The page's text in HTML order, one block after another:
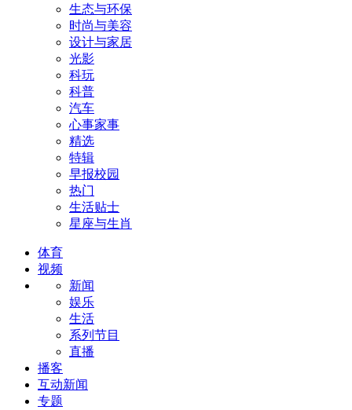
生态与环保
时尚与美容
设计与家居
光影
科玩
科普
汽车
心事家事
精选
特辑
早报校园
热门
生活贴士
星座与生肖
体育
视频
新闻
娱乐
生活
系列节目
直播
播客
互动新闻
专题